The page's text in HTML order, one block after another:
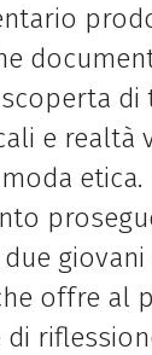
di
e realtà
etica.
giovani
offre al
di